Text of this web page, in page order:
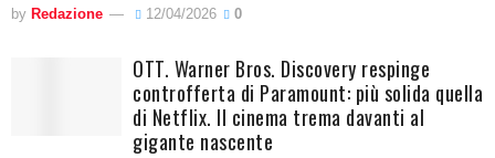
by Redazione 12/04/2026 0
OTT. Warner Bros. Discovery respinge
controfferta di Paramount: più solida quella
di Netflix. Il cinema trema davanti al
gigante nascente